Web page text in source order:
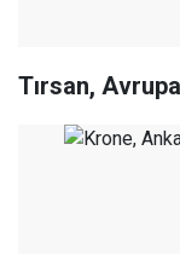
Tırsan,